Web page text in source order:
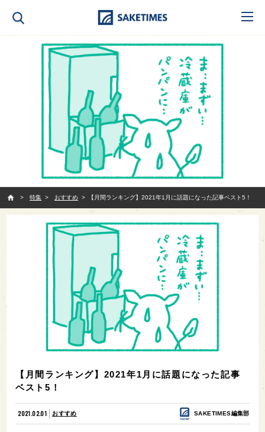
特集
おすすめ 【月間ランキング】2021年1月に話題になった記事ベスト5！
【月間ランキング】2021年1月に話題になった記事
ベスト5！
2021.02.01 おすすめ SAKETIMES編集部